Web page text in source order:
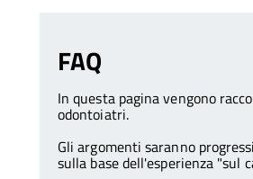
FAQ
In questa pagina vengono
odontoiatri.
Gli argomenti saranno
sulla base dell'esperienza "sul